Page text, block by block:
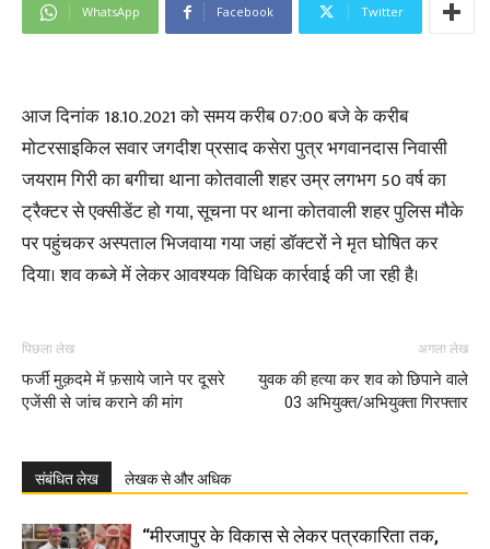
WhatsApp Facebook Twitter
आज दिनांक 18.10.2021 को समय करीब 07:00 बजे के करीब
मोटरसाइकिल सवार जगदीश प्रसाद कसेरा पुत्र भगवानदास निवासी
जयराम गिरी का बगीचा थाना कोतवाली शहर उम्र लगभग 50 वर्ष का
ट्रैक्टर से एक्सीडेंट हो गया, सूचना पर थाना कोतवाली शहर पुलिस मौके
पर पहुंचकर अस्पताल भिजवाया गया जहां डॉक्टरों ने मृत घोषित कर
दिया। शव कब्जे में लेकर आवश्यक विधिक कार्रवाई की जा रही है।
पिछला लेख
फर्जी मुक़दमे में फ़साये जाने पर दूसरे
एजेंसी से जांच कराने की मांग
अगला लेख
युवक की हत्या कर शव को छिपाने वाले
03 अभियुक्त/अभियुक्ता गिरफ्तार
संबंधित लेख लेखक से और अधिक
“मीरजापुर के विकास से लेकर पत्रकारिता तक,